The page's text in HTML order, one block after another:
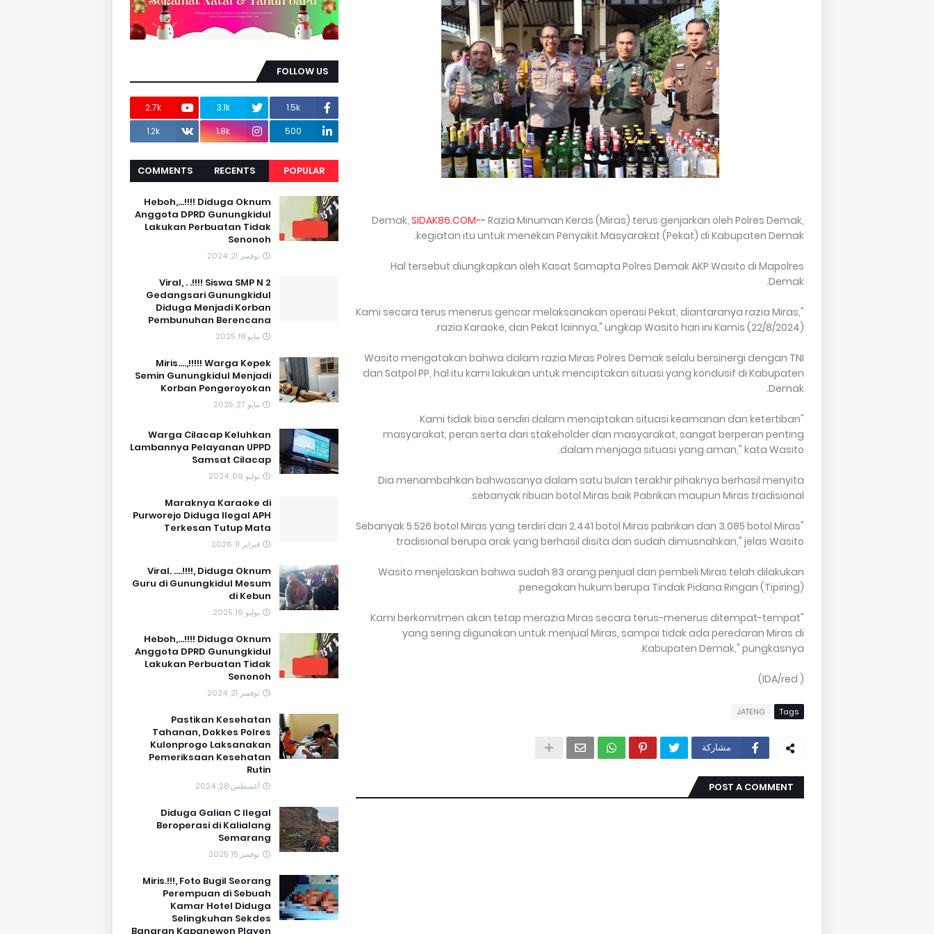
Demak, SIDAK86.COM-- Razia Minuman Keras (Miras) terus genjarkan oleh Polres Demak,
kegiatan itu untuk menekan Penyakit Masyarakat (Pekat) di Kabupaten Demak.
Hal tersebut diungkapkan oleh Kasat Samapta Polres Demak AKP Wasito di Mapolres
Demak.
"Kami secara terus menerus gencar melaksanakan operasi Pekat, diantaranya razia Miras,
razia Karaoke, dan Pekat lainnya," ungkap Wasito hari ini Kamis (22/8/2024).
Wasito mengatakan bahwa dalam razia Miras Polres Demak selalu bersinergi dengan TNI
dan Satpol PP, hal itu kami lakukan untuk menciptakan situasi yang kondusif di Kabupaten
Demak.
"Kami tidak bisa sendiri dalam menciptakan situasi keamanan dan ketertiban
masyarakat, peran serta dari stakeholder dan masyarakat, sangat berperan penting
dalam menjaga situasi yang aman," kata Wasito.
Dia menambahkan bahwasanya dalam satu bulan terakhir pihaknya berhasil menyita
sebanyak ribuan botol Miras baik Pabrikan maupun Miras tradisional.
"Sebanyak 5.526 botol Miras yang terdiri dari 2.441 botol Miras pabrikan dan 3.085 botol Miras
tradisional berupa arak yang berhasil disita dan sudah dimusnahkan," jelas Wasito
Wasito menjelaskan bahwa sudah 83 orang penjual dan pembeli Miras telah dilakukan
penegakan hukum berupa Tindak Pidana Ringan (Tipiring).
"Kami berkomitmen akan tetap merazia Miras secara terus-menerus ditempat-tempat
yang sering digunakan untuk menjual Miras, sampai tidak ada peredaran Miras di
Kabupaten Demak," pungkasnya.
( IDA/red)
Tags
JATENG
مشاركة
POST A COMMENT
FOLLOW US
1.5k
3.1k
2.7k
500
1.8k
1.2k
POPULAR
RECENTS
COMMENTS
Heboh,...!!!! Diduga Oknum
Anggota DPRD Gunungkidul
Lakukan Perbuatan Tidak
Senonoh
نوفمبر 21, 2024
Viral, . .!!!! Siswa SMP N 2
Gedangsari Gunungkidul
Diduga Menjadi Korban
Pembunuhan Berencana
مايو 18, 2025
Miris....,!!!!! Warga Kepek
Semin Gunungkidul Menjadi
Korban Pengeroyokan
مايو 27, 2025
Warga Cilacap Keluhkan
Lambannya Pelayanan UPPD
Samsat Cilacap
يوليو 09, 2024
Maraknya Karaoke di
Purworejo Diduga Ilegal APH
Terkesan Tutup Mata
فبراير 11, 2026
Viral. ....!!!!, Diduga Oknum
Guru di Gunungkidul Mesum
di Kebun
يوليو 19, 2025
Heboh,...!!!! Diduga Oknum
Anggota DPRD Gunungkidul
Lakukan Perbuatan Tidak
Senonoh
نوفمبر 21, 2024
Pastikan Kesehatan
Tahanan, Dokkes Polres
Kulonprogo Laksanakan
Pemeriksaan Kesehatan
Rutin
أغسطس 28, 2024
Diduga Galian C Ilegal
Beroperasi di Kalialang
Semarang
نوفمبر 15, 2025
Miris.!!!, Foto Bugil Seorang
Perempuan di Sebuah
Kamar Hotel Diduga
Selingkuhan Sekdes
Banaran Kapanewon Playen